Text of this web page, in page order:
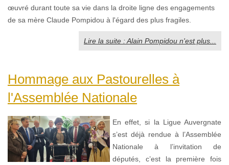
œuvré durant toute sa vie dans la droite ligne des engagements
de sa mère Claude Pompidou à l'égard des plus fragiles.
Lire la suite : Alain Pompidou n'est plus...
Hommage aux Pastourelles à
l'Assemblée Nationale
En effet, si la Ligue Auvergnate
s’est déjà rendue à l’Assemblée
Nationale à l’invitation de
députés, c’est la première fois